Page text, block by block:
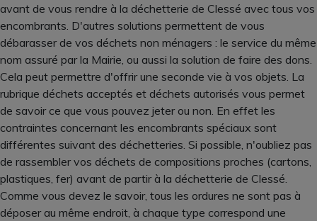
avant de vous rendre à la déchetterie de Clessé avec tous vos
encombrants. D'autres solutions permettent de vous
débarasser de vos déchets non ménagers : le service du même
nom assuré par la Mairie, ou aussi la solution de faire des dons.
Cela peut permettre d'offrir une seconde vie à vos objets. La
rubrique déchets acceptés et déchets autorisés vous permet
de savoir ce que vous pouvez jeter ou non. En effet les
contraintes concernant les encombrants spéciaux sont
différentes suivant des déchetteries. Si possible, n'oubliez pas
de rassembler vos déchets de compositions proches (cartons,
plastiques, fer) avant de partir à la déchetterie de Clessé.
Comme vous devez le savoir, tous les ordures ne sont pas à
déposer au même endroit, à chaque type correspond une